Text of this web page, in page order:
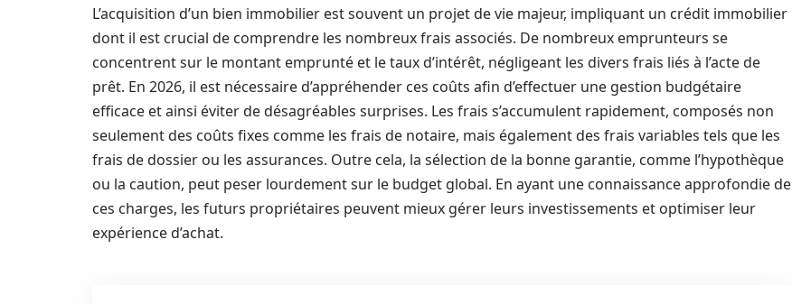
L’acquisition d’un bien immobilier est souvent un projet de vie majeur, impliquant un crédit immobilier
dont il est crucial de comprendre les nombreux frais associés. De nombreux emprunteurs se
concentrent sur le montant emprunté et le taux d’intérêt, négligeant les divers frais liés à l’acte de
prêt. En 2026, il est nécessaire d’appréhender ces coûts afin d’effectuer une gestion budgétaire
efficace et ainsi éviter de désagréables surprises. Les frais s’accumulent rapidement, composés non
seulement des coûts fixes comme les frais de notaire, mais également des frais variables tels que les
frais de dossier ou les assurances. Outre cela, la sélection de la bonne garantie, comme l’hypothèque
ou la caution, peut peser lourdement sur le budget global. En ayant une connaissance approfondie de
ces charges, les futurs propriétaires peuvent mieux gérer leurs investissements et optimiser leur
expérience d’achat.